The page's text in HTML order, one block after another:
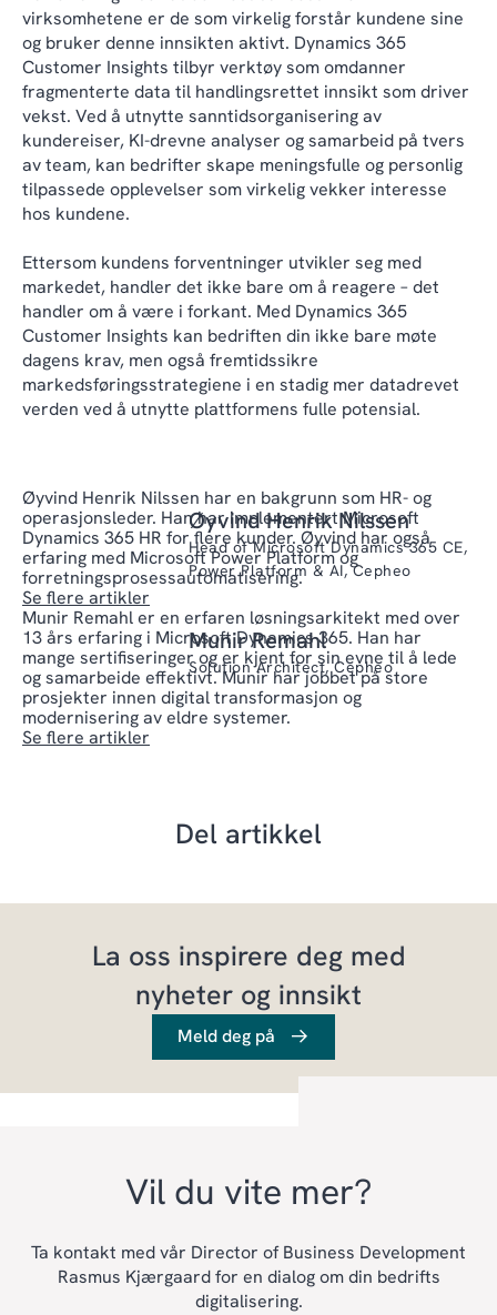
virksomhetene er de som virkelig forstår kundene sine
og bruker denne innsikten aktivt. Dynamics 365
Customer Insights tilbyr verktøy som omdanner
fragmenterte data til handlingsrettet innsikt som driver
vekst. Ved å utnytte sanntidsorganisering av
kundereiser, KI-drevne analyser og samarbeid på tvers
av team, kan bedrifter skape meningsfulle og personlig
tilpassede opplevelser som virkelig vekker interesse
hos kundene.
Ettersom kundens forventninger utvikler seg med
markedet, handler det ikke bare om å reagere – det
handler om å være i forkant. Med Dynamics 365
Customer Insights kan bedriften din ikke bare møte
dagens krav, men også fremtidssikre
markedsføringsstrategiene i en stadig mer datadrevet
verden ved å utnytte plattformens fulle potensial.
Øyvind Henrik Nilssen
Head of Microsoft Dynamics 365 CE,
Power Platform & AI, Cepheo
Øyvind Henrik Nilssen har en bakgrunn som HR- og
operasjonsleder. Han har implementert Microsoft
Dynamics 365 HR for flere kunder. Øyvind har også
erfaring med Microsoft Power Platform og
forretningsprosessautomatisering.
Se flere artikler
Munir Remahl
Solution Architect, Cepheo
Munir Remahl er en erfaren løsningsarkitekt med over
13 års erfaring i Microsoft Dynamics 365. Han har
mange sertifiseringer og er kjent for sin evne til å lede
og samarbeide effektivt. Munir har jobbet på store
prosjekter innen digital transformasjon og
modernisering av eldre systemer.
Se flere artikler
Del artikkel
La oss inspirere deg med
nyheter og innsikt
Meld deg på
Vil du vite mer?
Ta kontakt med vår Director of Business Development
Rasmus Kjærgaard for en dialog om din bedrifts
digitalisering.